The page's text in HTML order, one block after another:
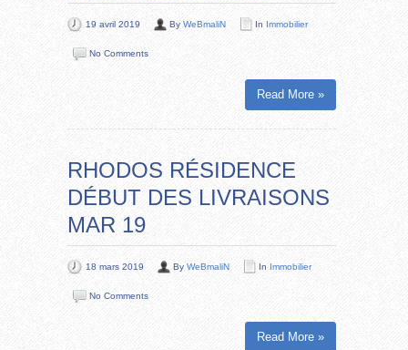
19 avril 2019 By WeBmaliN In Immobilier
No Comments
Read More »
RHODOS RÉSIDENCE
DÉBUT DES LIVRAISONS
MAR 19
18 mars 2019 By WeBmaliN In Immobilier
No Comments
Read More »